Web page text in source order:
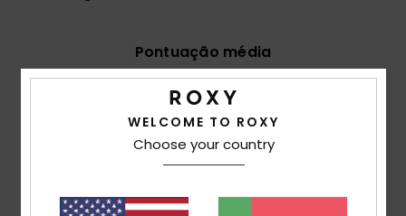
Pontuação média
5.0/5
WELCOME TO ROXY
Choose your country